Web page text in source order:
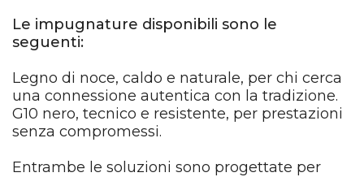
Le impugnature disponibili sono le
seguenti:
Legno di noce, caldo e naturale, per chi cerca
una connessione autentica con la tradizione.
G10 nero, tecnico e resistente, per prestazioni
senza compromessi.
Entrambe le soluzioni sono progettate per